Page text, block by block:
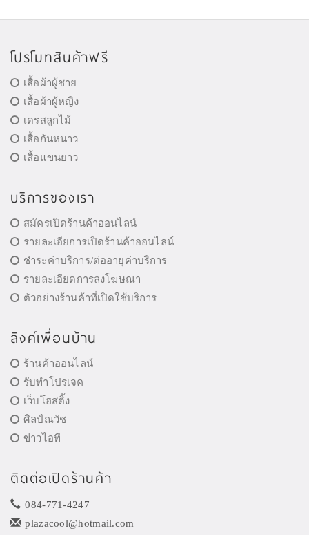
โปรโมทสินค้าฟรี
เสื้อผ้าผู้ชาย
เสื้อผ้าผู้หญิง
เดรสลูกไม้
เสื้อกันหนาว
เสื้อแขนยาว
บริการของเรา
สมัครเปิดร้านค้าออนไลน์
รายละเอียการเปิดร้านค้าออนไลน์
ชำระค่าบริการ/ต่ออายุค่าบริการ
รายละเอียดการลงโฆษณา
ตัวอย่างร้านค้าที่เปิดใช้บริการ
ลิงค์เพื่อนบ้าน
ร้านค้าออนไลน์
รับทำโปรเจค
เว็บโฮสติ้ง
ศิลป์ณวัช
ข่าวไอที
ติดต่อเปิดร้านค้า
084-771-4247
plazacool@hotmail.com